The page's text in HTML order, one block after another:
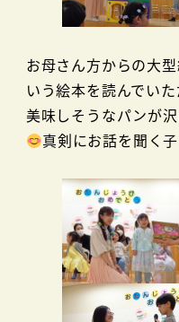
お母さん方からの大
いう絵本を読んでい
美味しそうなパンが
真剣にお話を聞く